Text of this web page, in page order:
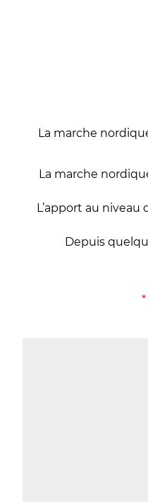
La marche
La marche
L’apport au
Depuis
*